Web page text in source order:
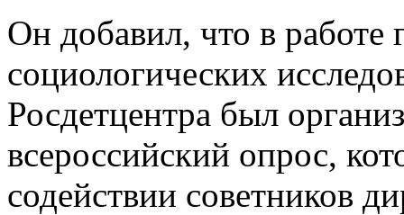
Он добавил, что в
социологических
Росдетцентра был
всероссийский опрос,
содействии советников